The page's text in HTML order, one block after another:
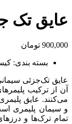
عایق تک
900,000 تومان
بسته بندی: کیسه 20
عایق تک‌جزئی
آن از ترکیب
می‌کنند. عایق
و سیمان پلیمری
تمام ترک‌‌ها و